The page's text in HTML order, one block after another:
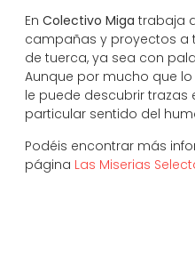
En Colectivo Miga trabaja
campañas y proyectos a
de tuerca, ya sea con
Aunque por mucho que
le puede descubrir trazas
particular sentido del
Podéis encontrar más
página Las Miserias